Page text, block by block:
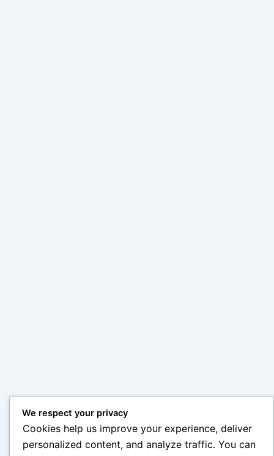
We respect your privacy
Cookies help us improve your experience, deliver
personalized content, and analyze traffic. You can